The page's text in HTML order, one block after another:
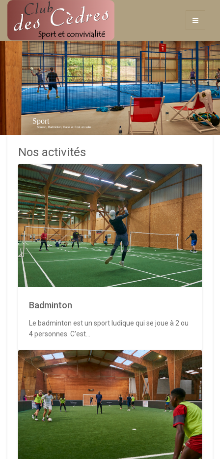
Sport
Squash, Badminton, Padel et Foot en salle
Nos activités
Badminton
Le badminton est un sport ludique qui se joue à 2 ou
4 personnes. C'est...